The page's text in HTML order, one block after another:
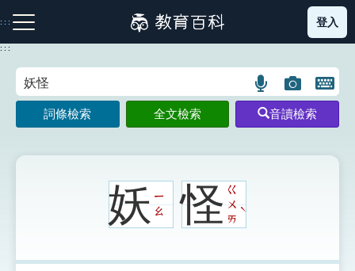
到
主
:::
注音索引圖示 筆畫索引圖示 部首索引表圖示
登入
:::
語
言
搜
圖
片
搜
開
鍵
圖
詞條檢索 全文檢索 音讀檢索
妖ㄧ
ㄠ
怪ㄍ
ㄨ
ㄞ
ˋ